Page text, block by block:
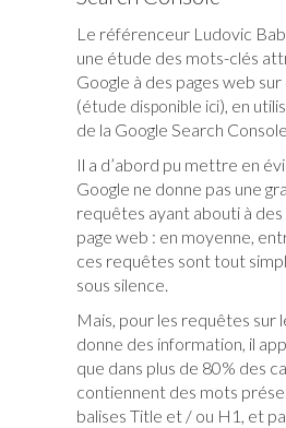
Le référenceur Ludovic
une étude des mots-clés
Google à des pages web
(étude disponible ici), en
de la Google Search
Il a d’abord pu mettre en
Google ne donne pas une
requêtes ayant abouti à des
page web : en moyenne,
ces requêtes sont tout
sous silence.
Mais, pour les requêtes sur
donne des information, il
que dans plus de 80% des
contiennent des mots
balises Title et / ou H1, et